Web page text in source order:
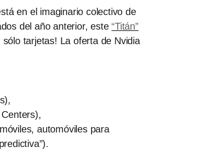
en el imaginario colectivo de
del año anterior, este“Titán”
tarjetas! La oferta de Nvidia
automóviles para